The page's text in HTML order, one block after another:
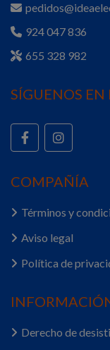
924 047 836
655 328 982
SÍGUENOS EN
COMPAÑÍA
Términos y
Aviso legal
Política de
Derecho de